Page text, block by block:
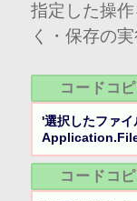
指定した操
く・保存の
コードコ
'選択したファイ
コードコ